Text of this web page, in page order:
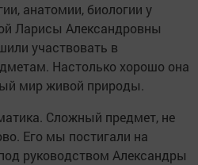
анатомии, биологии у
Ларисы Александровны
участвовать в
Настолько хорошо она
мир живой природы.
Сложный предмет, не
Его мы постигали на
руководством Александры